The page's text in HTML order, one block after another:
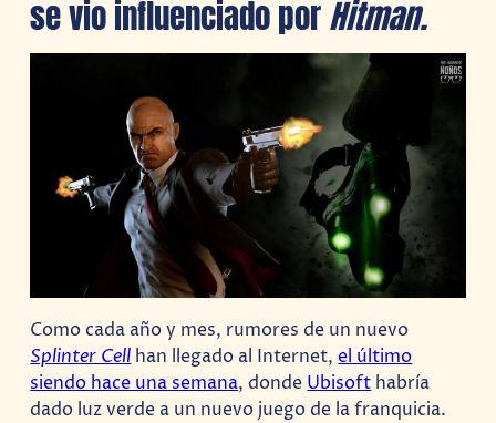
se vio influenciado porHitman.
Como cada año y mes, rumores de un nuevo
Splinter Cell han llegado al Internet,el último
siendo hace una semana, donde Ubisoft habría
dado luz verde a un nuevo juego de la franquicia.